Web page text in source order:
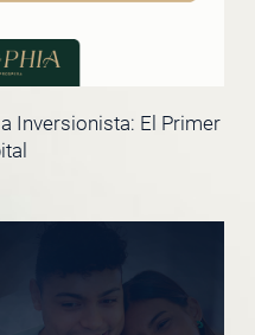
Inversionista: El Primer